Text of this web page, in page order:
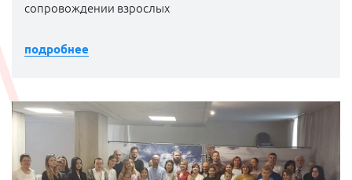
сопровождении взрослых
подробнее